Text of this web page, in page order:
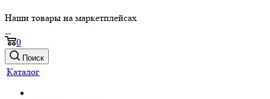
Наши товары на маркетплейсах
0
Поиск
Каталог